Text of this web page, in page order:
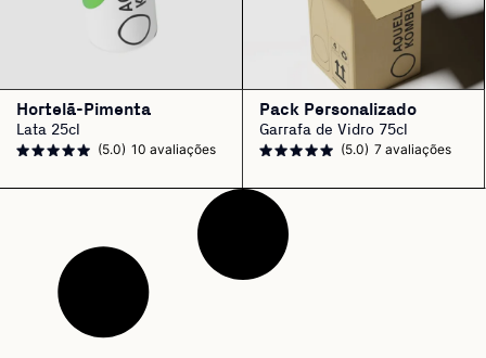
Hortelã-Pimenta
Lata 25cl
(5.0) 10 avaliações
Pack Personalizado
Garrafa de Vidro 75cl
(5.0) 7 avaliações